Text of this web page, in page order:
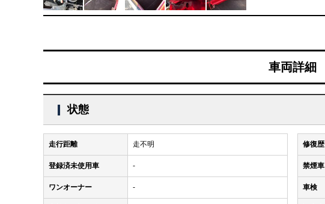
車両詳細
状態
走行距離 走不明
登録済未使用車 -
ワンオーナー -
修復歴
禁煙車
車検